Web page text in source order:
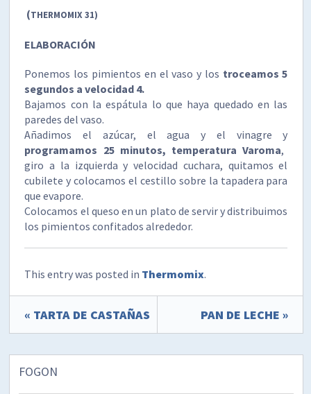
(THERMOMIX 31)
ELABORACIÓN
Ponemos los pimientos en el vaso y los troceamos 5
segundos a velocidad 4.
Bajamos con la espátula lo que haya quedado en las
paredes del vaso.
Añadimos el azúcar, el agua y el vinagre y
programamos 25 minutos, temperatura Varoma,
giro a la izquierda y velocidad cuchara, quitamos el
cubilete y colocamos el cestillo sobre la tapadera para
que evapore.
Colocamos el queso en un plato de servir y distribuimos
los pimientos confitados alrededor.
This entry was posted in Thermomix.
« TARTA DE CASTAÑAS PAN DE LECHE »
FOGON